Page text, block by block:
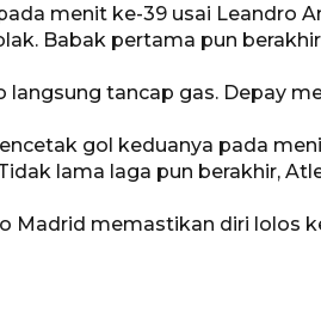
menit ke-39 usai Leandro
Babak pertama pun
tancap gas. Depay
gol keduanya pada
lama laga pun berakhir,
Madrid memastikan diri lolos